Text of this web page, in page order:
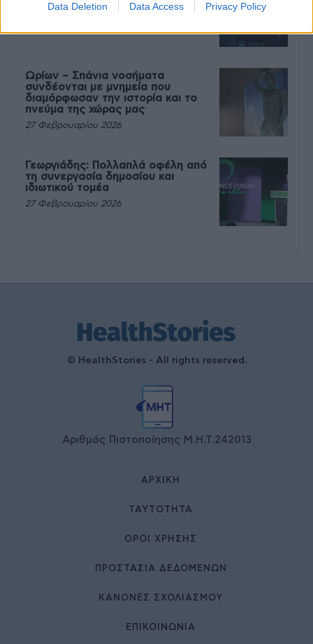
Data Deletion Data Access Privacy Policy
πάντα μετά την άσκηση
Ωρίων – Σπάνια νοσήματα
συνδέονται με μνημεία που
διαμόρφωσαν την ιστορία και το
πνεύμα της χώρας μας
27 Φεβρουαρίου 2026
Γεωργιάδης: Πολλαπλά οφέλη από
τη συνεργασία δημοσίου και
ιδιωτικού τομέα
27 Φεβρουαρίου 2026
© HealthStories - All rights reserved.
Αριθμός Πιστοποίησης Μ.Η.Τ.242013
ΑΡΧΙΚΉ
ΤΑΥΤΌΤΗΤΑ
ΌΡΟΙ ΧΡΉΣΗΣ
ΠΡΟΣΤΑΣΙΑ ΔΕΔΟΜΕΝΩΝ
ΚΑΝΟΝΕΣ ΣΧΟΛΙΑΣΜΟΥ
ΕΠΙΚΟΙΝΩΝΊΑ